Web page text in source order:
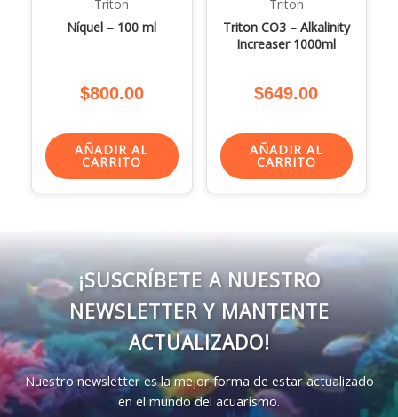
Triton
Níquel – 100 ml
$800.00
AÑADIR AL
CARRITO
Triton
Triton CO3 – Alkalinity
Increaser 1000ml
$649.00
AÑADIR AL
CARRITO
¡SUSCRÍBETE A NUESTRO
NEWSLETTER Y MANTENTE
ACTUALIZADO!
Nuestro newsletter es la mejor forma de estar actualizado
en el mundo del acuarismo.